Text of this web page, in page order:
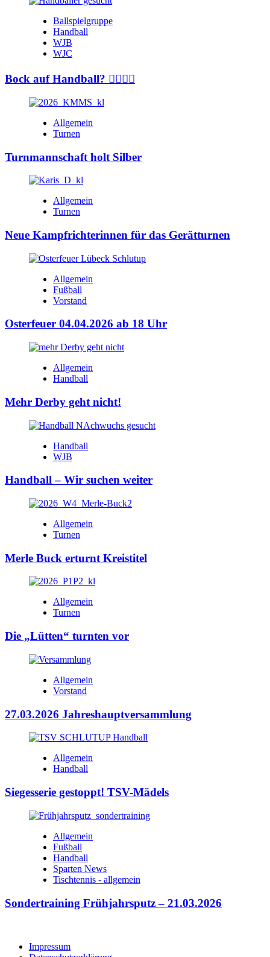
Ballspielgruppe
Handball
WJB
WJC
Bock auf Handball? 🤾‍♂️🤾‍♀️
Allgemein
Turnen
Turnmannschaft holt Silber
Allgemein
Turnen
Neue Kampfrichterinnen für das Gerätturnen
Allgemein
Fußball
Vorstand
Osterfeuer 04.04.2026 ab 18 Uhr
Allgemein
Handball
Mehr Derby geht nicht!
Handball
WJB
Handball – Wir suchen weiter
Allgemein
Turnen
Merle Buck erturnt Kreistitel
Allgemein
Turnen
Die „Lütten“ turnten vor
Allgemein
Vorstand
27.03.2026 Jahreshauptversammlung
Allgemein
Handball
Siegesserie gestoppt! TSV-Mädels
Allgemein
Fußball
Handball
Sparten News
Tischtennis - allgemein
Sondertraining Frühjahrsputz – 21.03.2026
Impressum